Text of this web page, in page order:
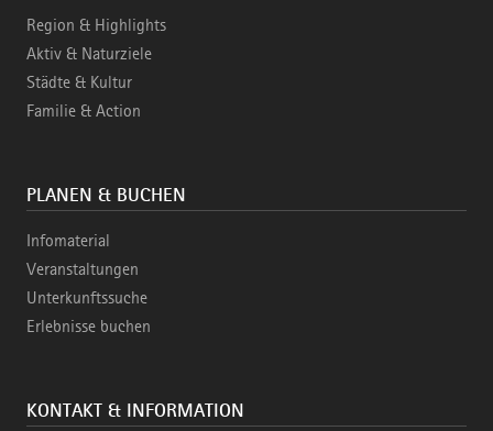
Region & Highlights
Aktiv & Naturziele
Städte & Kultur
Familie & Action
PLANEN & BUCHEN
Infomaterial
Veranstaltungen
Unterkunftssuche
Erlebnisse buchen
KONTAKT & INFORMATION